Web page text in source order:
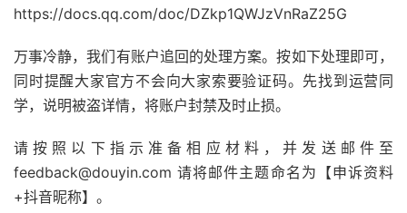
https://docs.qq.com/doc/DZkp1QWJzVnRaZ25G
万事冷静，我们有账户追回的处理方案。按如下处理即可，
同时提醒大家官方不会向大家索要验证码。先找到运营同
学，说明被盗详情，将账户封禁及时止损。
请按照以下指示准备相应材料，并发送邮件至
feedback@douyin.com 请将邮件主题命名为【申诉资料
+抖音昵称】。